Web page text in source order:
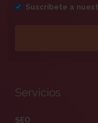
Servicios
SEO
Suscríbete a